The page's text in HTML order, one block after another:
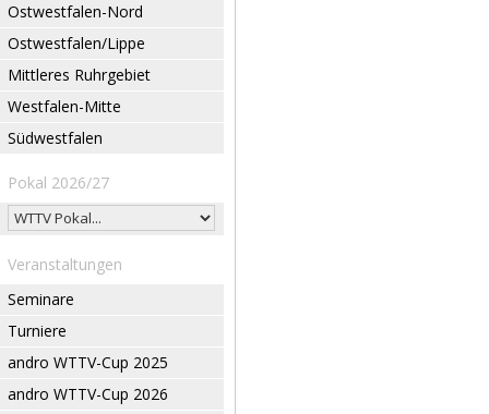
Ostwestfalen-Nord
Ostwestfalen/Lippe
Mittleres Ruhrgebiet
Westfalen-Mitte
Südwestfalen
Pokal 2026/27
Veranstaltungen
Seminare
Turniere
andro WTTV-Cup 2025
andro WTTV-Cup 2026